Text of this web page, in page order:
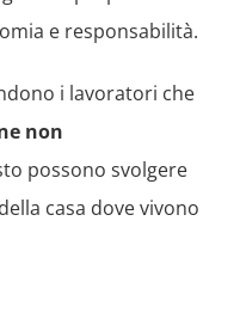
e responsabilità.
i lavoratori che
non
possono svolgere
casa dove vivono